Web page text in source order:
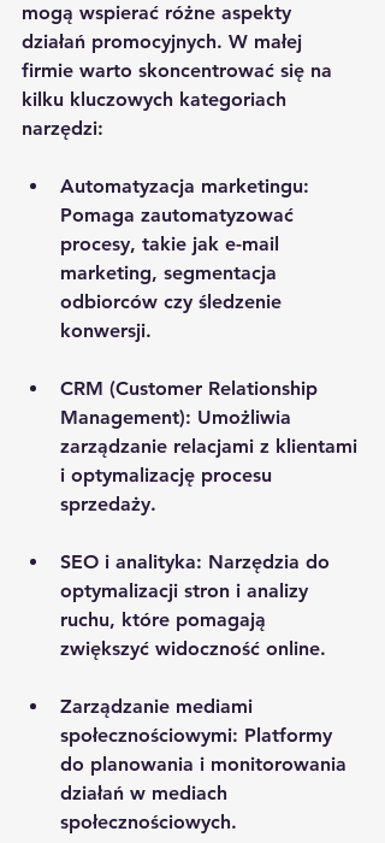
mogą wspierać różne aspekty
działań promocyjnych. W małej
firmie warto skoncentrować się na
kilku kluczowych kategoriach
narzędzi:
Automatyzacja marketingu:
Pomaga zautomatyzować
procesy, takie jak e-mail
marketing, segmentacja
odbiorców czy śledzenie
konwersji.
CRM (Customer Relationship
Management): Umożliwia
zarządzanie relacjami z klientami
i optymalizację procesu
sprzedaży.
SEO i analityka: Narzędzia do
optymalizacji stron i analizy
ruchu, które pomagają
zwiększyć widoczność online.
Zarządzanie mediami
społecznościowymi: Platformy
do planowania i monitorowania
działań w mediach
społecznościowych.